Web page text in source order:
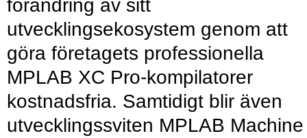
förändring av sitt
utvecklingsekosystem genom att
göra företagets professionella
MPLAB XC Pro-kompilatorer
kostnadsfria. Samtidigt blir även
utvecklingssviten MPLAB Machine